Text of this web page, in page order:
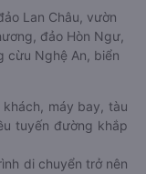
Lan Châu, vườn
đảo Hòn Ngư,
cừu Nghệ An, biển
máy bay, tàu
tuyến đường khắp
di chuyển trở nên